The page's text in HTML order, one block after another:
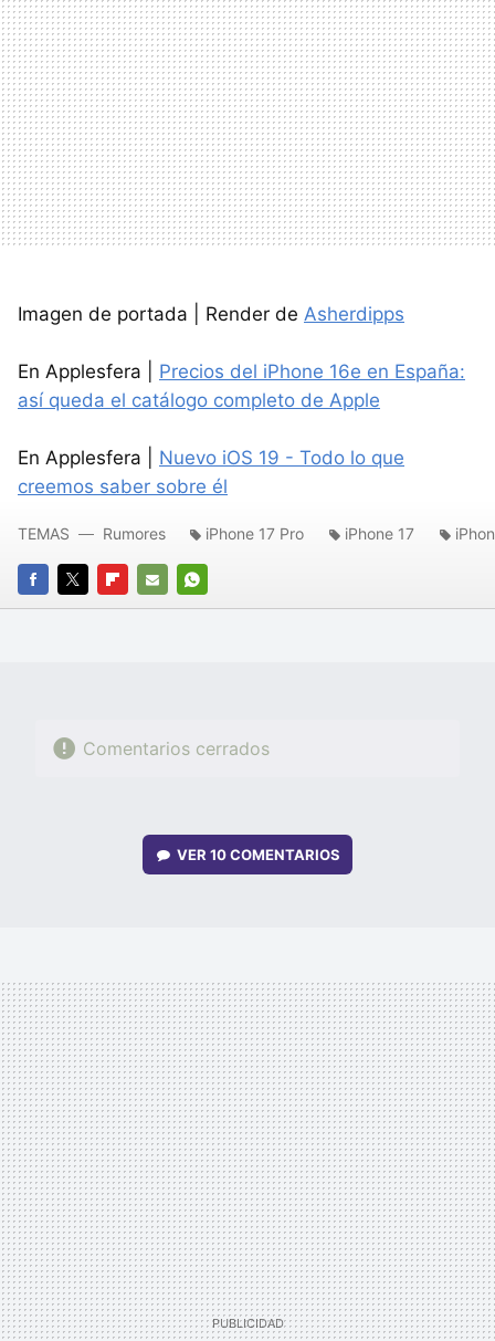
Imagen de portada | Render de Asherdipps
En Applesfera | Precios del iPhone 16e en España:
así queda el catálogo completo de Apple
En Applesfera | Nuevo iOS 19 - Todo lo que
creemos saber sobre él
FACEBOOK
TWITTERFLIPBOARD
E-
WHATSAPP
TEMAS Rumores iPhone 17 Pro iPhone 17
Comentarios cerrados
VER 10 COMENTARIOS